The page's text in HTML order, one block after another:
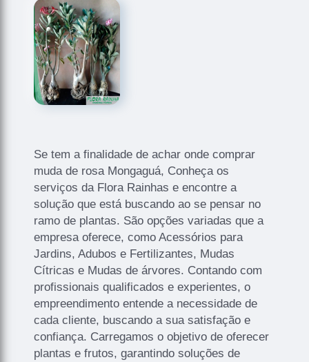
Se tem a finalidade de achar onde comprar
muda de rosa Mongaguá, Conheça os
serviços da Flora Rainhas e encontre a
solução que está buscando ao se pensar no
ramo de plantas. São opções variadas que a
empresa oferece, como Acessórios para
Jardins, Adubos e Fertilizantes, Mudas
Cítricas e Mudas de árvores. Contando com
profissionais qualificados e experientes, o
empreendimento entende a necessidade de
cada cliente, buscando a sua satisfação e
confiança. Carregamos o objetivo de oferecer
plantas e frutos, garantindo soluções de